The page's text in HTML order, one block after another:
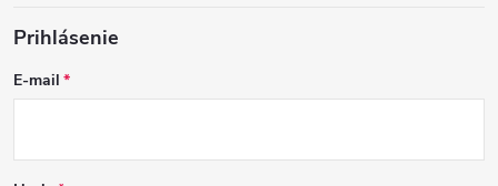
Prihlásenie
E-mail